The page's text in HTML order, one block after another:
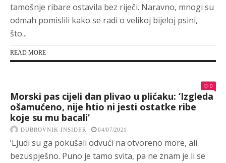
tamošnje ribare ostavila bez riječi. Naravno, mnogi su
odmah pomislili kako se radi o velikoj bijeloj psini,
što...
READ MORE
0
Morski pas cijeli dan plivao u plićaku: ‘Izgleda
ošamućeno, nije htio ni jesti ostatke ribe
koje su mu bacali’
DUBROVNIK INSIDER 04/07/2021
‘Ljudi su ga pokušali odvući na otvoreno more, ali
bezuspješno. Puno je tamo svita, pa ne znam je li se